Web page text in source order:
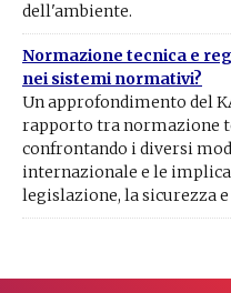
dell'ambiente.
Normazione tecnica e
nei sistemi normativi?
Un approfondimento del
rapporto tra normazione
confrontando i diversi
internazionale e le
legislazione, la sicurezza